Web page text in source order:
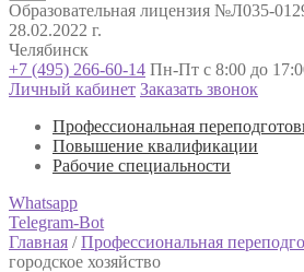
Образовательная лицензия №Л035-
28.02.2022 г.
Челябинск
+7 (495) 266-60-14 Пн-Пт с 8:00 до
Личный кабинет Заказать звонок
Профессиональная
Повышение квалификации
Рабочие специальности
Whatsapp
Telegram-Bot
Главная /Профессиональная
городское хозяйство